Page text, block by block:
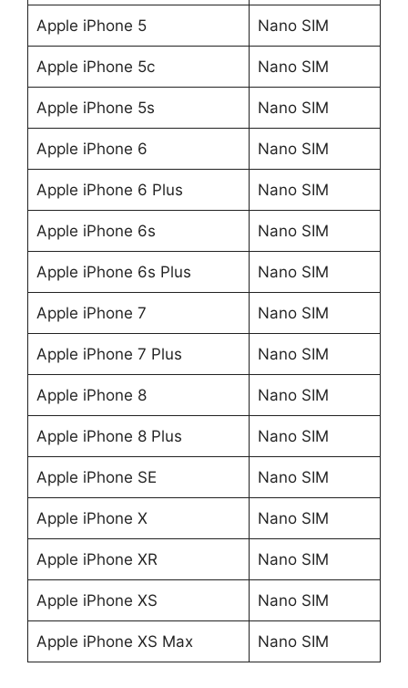
Apple iPhone 5 Nano SIM
Apple iPhone 5c Nano SIM
Apple iPhone 5s Nano SIM
Apple iPhone 6 Nano SIM
Apple iPhone 6 Plus Nano SIM
Apple iPhone 6s Nano SIM
Apple iPhone 6s Plus Nano SIM
Apple iPhone 7 Nano SIM
Apple iPhone 7 Plus Nano SIM
Apple iPhone 8 Nano SIM
Apple iPhone 8 Plus Nano SIM
Apple iPhone SE Nano SIM
Apple iPhone X Nano SIM
Apple iPhone XR Nano SIM
Apple iPhone XS Nano SIM
Apple iPhone XS Max Nano SIM